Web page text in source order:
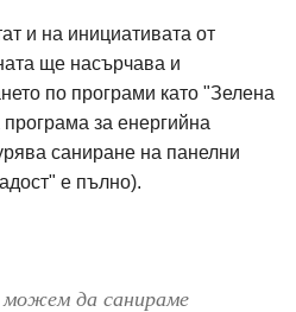
и на инициативата от
ще насърчава и
по програми като "Зелена
за енергийна
саниране на панелни
е пълно).
да санираме